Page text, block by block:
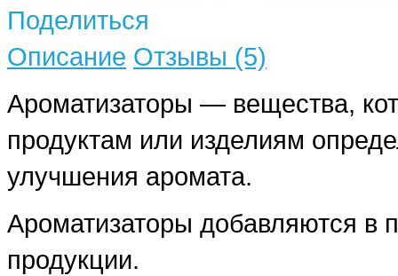
Поделиться
Описание Отзывы (5)
Ароматизаторы — вещества,
продуктам или изделиям
улучшения аромата.
Ароматизаторы добавляются в
продукции.